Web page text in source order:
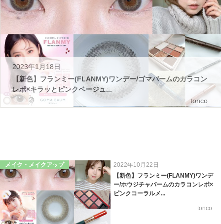
2023年1月18日
【新色】フランミー(FLANMY)ワンデー/ゴマバームのカラコン
レポ×キラッとピンクベージュ...
tonco
メイク・メイクアップ
2022年10月22日
【新色】フランミー(FLANMY)ワンデ
ー/ホウジチャバームのカラコンレポ×
ピンクコーラルメ...
tonco